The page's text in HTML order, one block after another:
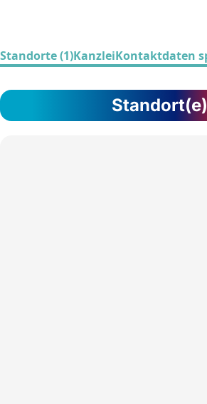
Standorte (1)KanzleiKontaktdaten
Standort(e)